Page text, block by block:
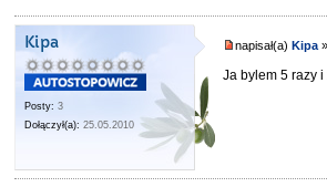
Kipa
Posty: 3
Dołączył(a): 25.05.2010
napisał(a) Kipa
Ja bylem 5 razy